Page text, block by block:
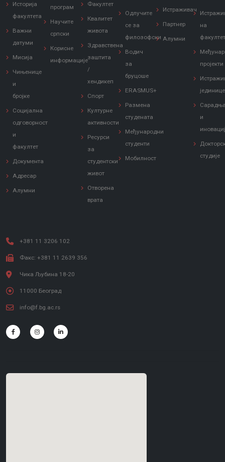
Историја
факултета
Важни
датуми
Мисија
Чињенице
и
бројке
Социјална
одговорност
и
факултет
Документа
Адресар
Алумни
програм
Научите
српски
Корисне
информације
Факултет
Квалитет
живота
Здравствена
заштита
/
хендикеп
Спорт
Културне
активности
Ресурси
за
студентски
живот
Отворена
врата
Одлучите
се за
филозофски
Водич
за
бруцоше
ERASMUS+
Размена
студената
Међународни
студенти
Мобилност
Истраживач
Партнер
Алумни
на
пројекти
јединице
и
студије
+381 11 3206 102
Факс: +381 11 2639 356
Чика Љубина 18-20
11000 Београд
info@f.bg.ac.rs